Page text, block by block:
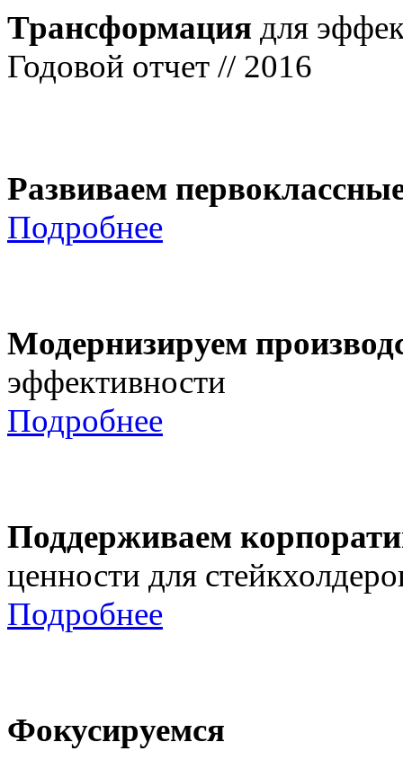
Трансформация для
Годовой отчет // 2016
Развиваем
Подробнее
Модернизируем
эффективности
Подробнее
Поддерживаем
ценности для
Подробнее
Фокусируемся